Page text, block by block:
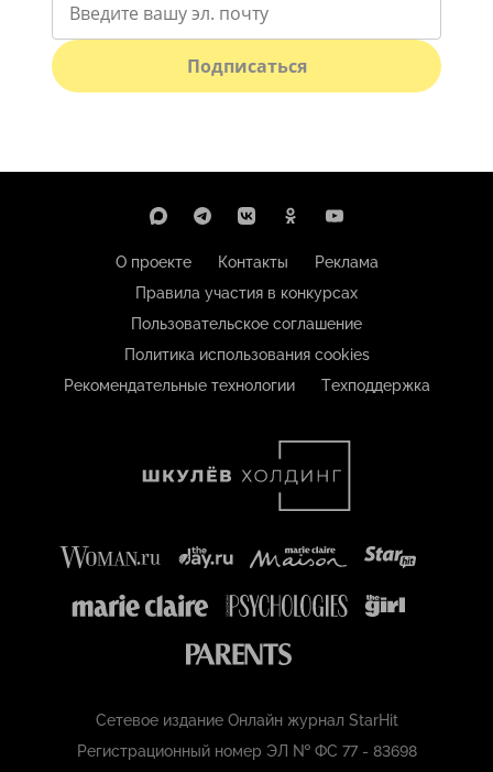
Подписаться
О проекте Контакты
Реклама
Правила участия в конкурсах
Пользовательское соглашение
Политика использования cookies
Рекомендательные технологии
Техподдержка
Сетевое издание Онлайн журнал StarHit
Регистрационный номер ЭЛ № ФС 77 - 83698